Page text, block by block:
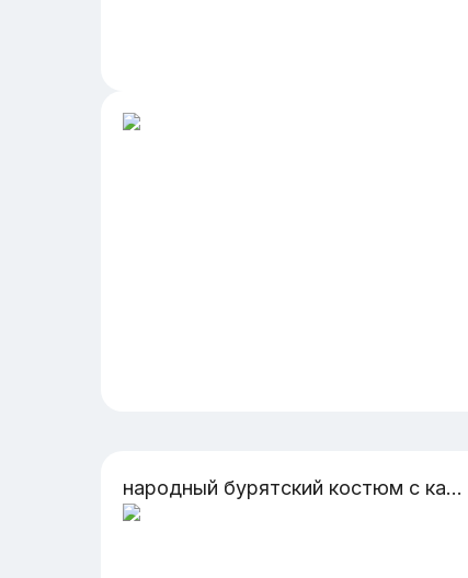
народный бурятский костюм с картинками из интернета